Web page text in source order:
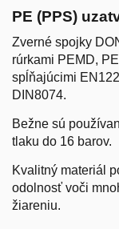
PE (PPS)
Zverné spojky
rúrkami PEMD,
spĺňajúcimi
DIN8074.
Bežne sú
tlaku do 16 barov.
Kvalitný materiál
odolnosť voči
žiareniu.